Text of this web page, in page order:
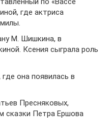
где актриса
М. Шишкина, в
Ксения сыграла роль
она появилась в
Пресняковых,
сказки Петра Ершова